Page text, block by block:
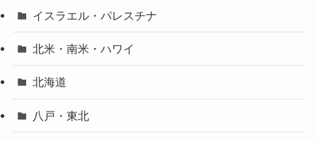
イスラエル・パレスチナ
北米・南米・ハワイ
北海道
八戸・東北